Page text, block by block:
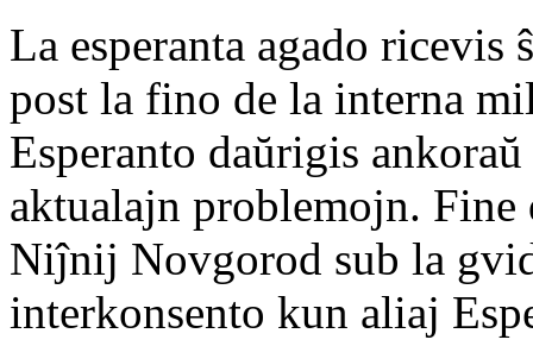
La esperanta agado
post la fino de la interna
Esperanto daŭrigis
aktualajn problemojn. Fine
Niĵnij Novgorod sub la
interkonsento kun aliaj